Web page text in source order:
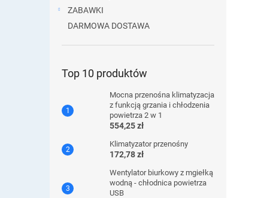
ZABAWKI
DARMOWA DOSTAWA
Top 10 produktów
Mocna przenośna klimatyzacja
z funkcją grzania i chłodzenia
powietrza 2 w 1
554,25 zł
Klimatyzator przenośny
172,78 zł
Wentylator biurkowy z mgiełką
wodną - chłodnica powietrza
USB